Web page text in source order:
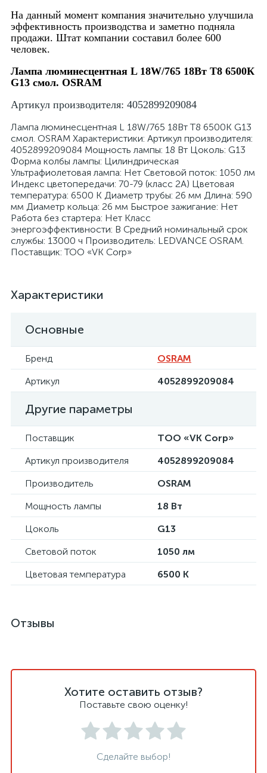
На данный момент компания значительно улучшила
эффективность производства и заметно подняла
продажи. Штат компании составил более 600
человек.
Лампа люминесцентная L 18W/765 18Вт T8 6500К
G13 смол. OSRAM
Артикул производителя: 4052899209084
Лампа люминесцентная L 18W/765 18Вт T8 6500К G13
смол. OSRAM Характеристики: Артикул производителя:
4052899209084 Мощность лампы: 18 Вт Цоколь: G13
Форма колбы лампы: Цилиндрическая
Ультрафиолетовая лампа: Нет Световой поток: 1050 лм
Индекс цветопередачи: 70-79 (класс 2А) Цветовая
температура: 6500 К Диаметр трубы: 26 мм Длина: 590
мм Диаметр кольца: 26 мм Быстрое зажигание: Нет
Работа без стартера: Нет Класс
энергоэффективности: B Средний номинальный срок
службы: 13000 ч Производитель: LEDVANCE OSRAM.
Поставщик: ТОО «VK Corp»
Характеристики
Основные
Бренд
OSRAM
Артикул
4052899209084
Другие параметры
Поставщик
ТОО «VK Corp»
Артикул производителя
4052899209084
Производитель
OSRAM
Мощность лампы
18 Вт
Цоколь
G13
Световой поток
1050 лм
Цветовая температура
6500 К
Отзывы
Хотите оставить отзыв?
Поставьте свою оценку!
Сделайте выбор!